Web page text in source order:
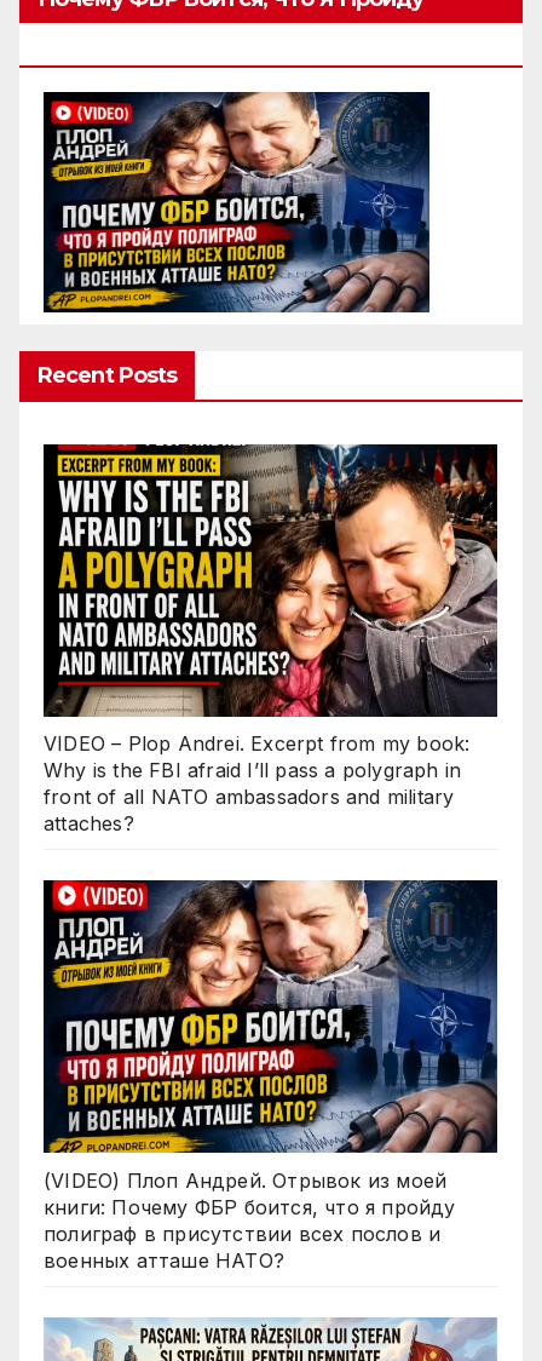
Recent Posts
VIDEO – Plop Andrei. Excerpt from my book:
Why is the FBI afraid I’ll pass a polygraph in
front of all NATO ambassadors and military
attaches?
(VIDEO) Плоп Андрей. Отрывок из моей
книги: Почему ФБР боится, что я пройду
полиграф в присутствии всех послов и
военных атташе НАТО?